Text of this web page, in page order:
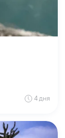
4 дня